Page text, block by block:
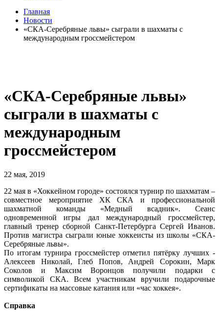
Главная
Новости
«СКА-Серебряные львы» сыграли в шахматы с
международным гроссмейстером
«СКА-Серебряные львы»
сыграли в шахматы с
международным
гроссмейстером
22 мая, 2019
22 мая в «Хоккейном городе» состоялся турнир по шахматам –
совместное мероприятие ХК СКА и профессиональной
шахматной команды «Медный всадник». Сеанс
одновременной игры дал международный гроссмейстер,
главный тренер сборной Санкт-Петербурга Сергей Иванов.
Против магистра сыграли юные хоккеисты из школы «СКА-
Серебряные львы».
По итогам турнира гроссмейстер отметил пятёрку лучших -
Алексеев Николай, Глеб Попов, Андрей Сорокин, Марк
Соколов и Максим Воронцов получили подарки с
символикой СКА. Всем участникам вручили подарочные
сертификаты на массовые катания или «час хоккея».
Справка